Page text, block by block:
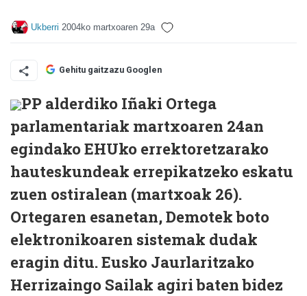
Ukberri 2004ko martxoaren 29a
Gehitu gaitzazu Googlen
PP alderdiko Iñaki Ortega
parlamentariak martxoaren 24an
egindako EHUko errektoretzarako
hauteskundeak errepikatzeko eskatu
zuen ostiralean (martxoak 26).
Ortegaren esanetan, Demotek boto
elektronikoaren sistemak dudak
eragin ditu. Eusko Jaurlaritzako
Herrizaingo Sailak agiri baten bidez